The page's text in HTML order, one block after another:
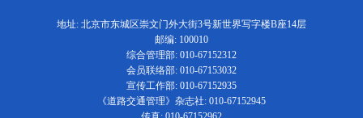
地址: 北京市东城区崇文门外大街3号新世界写字楼B座14层
邮编: 100010
综合管理部: 010-67152312
会员联络部: 010-67153032
宣传工作部: 010-67152935
《道路交通管理》杂志社: 010-67152945